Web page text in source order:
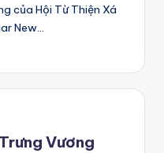
của Hội Từ Thiện Xá
New…
Vương